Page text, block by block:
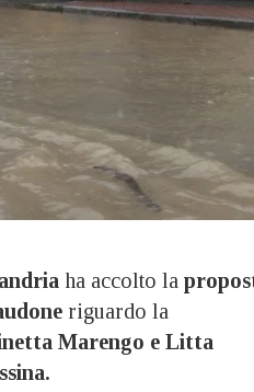
ha accolto la
riguardo la
Marengo e Litta